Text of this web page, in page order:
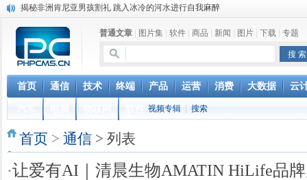
揭秘非洲肯尼亚男孩割礼 跳入冰冷的河水进行自我麻醉
猪到寺院跪拜“祈福”真相 “二师兄”你该起来了
菲律宾的蟒蛇按摩：让4条巨蟒在你身上游走
英国妖娆哥街头跳甩臀舞 根本停不下来
iOS 12.2 重磅功能更新，支持电信 Volte 和查询保修
联通正式确认VoLTE商用时间，移动电信很无奈，网友：资费还
台湾中华电信停售新机对华为开出第一枪 国台办回应
女人最敏感的部位在哪里？ 最喜欢用什么样的方式去刺激
普通文章 图片集 软件 商品 新闻 图片 下载 专题
首页 通信 技术 终端 产品 运营 消费 大数据 云
视频专辑 搜索
首页 > 通信 > 列表
·让爱有AI｜清晨生物AMATIN HiLife品